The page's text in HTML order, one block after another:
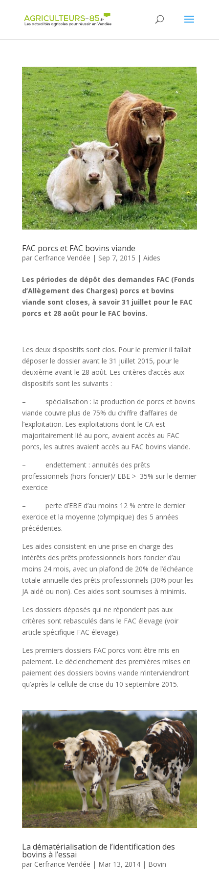
FAC porcs et FAC bovins viande
par Cerfrance Vendée | Sep 7, 2015 | Aides
Les périodes de dépôt des demandes FAC (Fonds
d’Allègement des Charges) porcs et bovins
viande sont closes, à savoir 31 juillet pour le FAC
porcs et 28 août pour le FAC bovins.
Les deux dispositifs sont clos. Pour le premier il fallait
déposer le dossier avant le 31 juillet 2015, pour le
deuxième avant le 28 août. Les critères d’accès aux
dispositifs sont les suivants :
– spécialisation : la production de porcs et bovins
viande couvre plus de 75% du chiffre d’affaires de
l’exploitation. Les exploitations dont le CA est
majoritairement lié au porc, avaient accès au FAC
porcs, les autres avaient accès au FAC bovins viande.
– endettement : annuités des prêts
professionnels (hors foncier)/ EBE > 35% sur le dernier
exercice
– perte d’EBE d’au moins 12 % entre le dernier
exercice et la moyenne (olympique) des 5 années
précédentes.
Les aides consistent en une prise en charge des
intérêts des prêts professionnels hors foncier d’au
moins 24 mois, avec un plafond de 20% de l’échéance
totale annuelle des prêts professionnels (30% pour les
JA aidé ou non). Ces aides sont soumises à minimis.
Les dossiers déposés qui ne répondent pas aux
critères sont rebasculés dans le FAC élevage (voir
article spécifique FAC élevage).
Les premiers dossiers FAC porcs vont être mis en
paiement. Le déclenchement des premières mises en
paiement des dossiers bovins viande n’interviendront
qu’après la cellule de crise du 10 septembre 2015.
La dématérialisation de l’identification des
bovins à l’essai
par Cerfrance Vendée | Mar 13, 2014| Bovin